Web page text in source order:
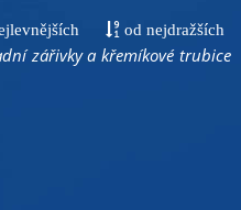
od nejdražších
zářivky a křemíkové trubice